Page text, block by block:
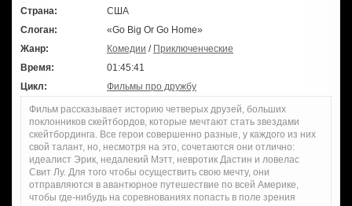
Страна:
США
Слоган:
«Go Big Or Go Home»
Жанр:
Комедии / Приключенческие
Время:
01:45:41
Цикл:
Фильмы про дружбу
Фильм рассказывает историю четверых друзей, больших
поклонников скейтбордов, которые мечтают стать звездами
скейтбординга. Все герои совершенно разные, у каждого из них
свой талант, но, несмотря на это, сочетаются они отлично:
идеалист Эрик, недалекий Мэтт, невротик Дастин и ловелас
Свит Лу. Для того чтобы осуществить свою мечту, они
отправляются в авантюрное путешествие по всей Америке,
чтобы где-нибудь на соревнованиях попасть в поле зрения